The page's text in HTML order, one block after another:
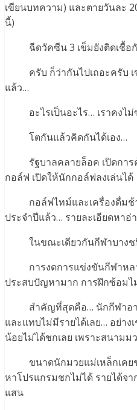
เขียนบทความ) และตายวันละ
นี้)
ฉีดวัคซีน 3 เข็มยังติดเชื้อกั
ครับ ก็ว่ากันไปเถอะครับ เข
แล้ว…
อะไรเป็นอะไร… เราคงไม่
โตกันแล้วคิดกันได้เอง…
รัฐบาลคลายล็อค เปิดการ
กอล์ฟ เปิดให้นักกอล์ฟลงเล่นได้
กอล์ฟไทม์และเครื่องดื่มช้า
ประจำปีแล้ว… รายละเอียดหาอ่
ในขณะเดียวกันกีฬาบางช
การงดการแข่งขันกีฬาหลา
ประสบปัญหามาก การฝึกซ้อมไ
สำคัญที่สุดคือ… นักกีฬาอาชี
และแทบไม่มีรายได้เลย… อย่า
น้อยไม่ได้ชกเลย เพราะสนามม
ขนาดนักมวยแม่เหล็กเคยช
หาโปรแกรมชกไม่ได้ รายได้จ
แสน